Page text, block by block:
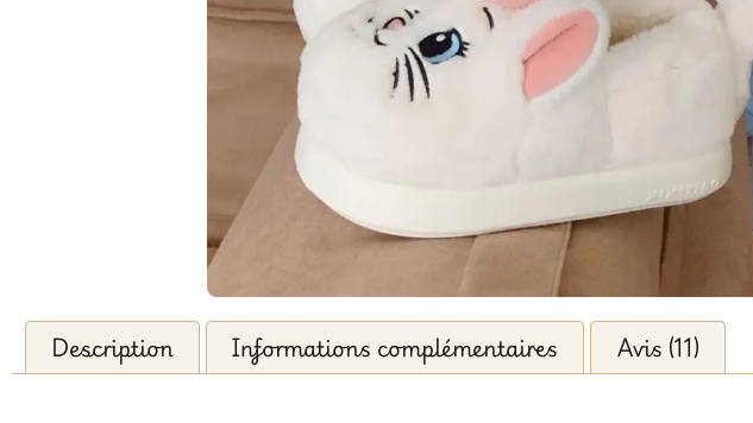
Description Informations complémentaires Avis (11)